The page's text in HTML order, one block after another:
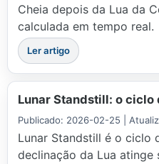
Cheia depois da Lua da
calculada em tempo real.
Ler artigo
Lunar Standstill: o ciclo
Publicado: 2026-02-25 |
Lunar Standstill é o ciclo
declinação da Lua atinge